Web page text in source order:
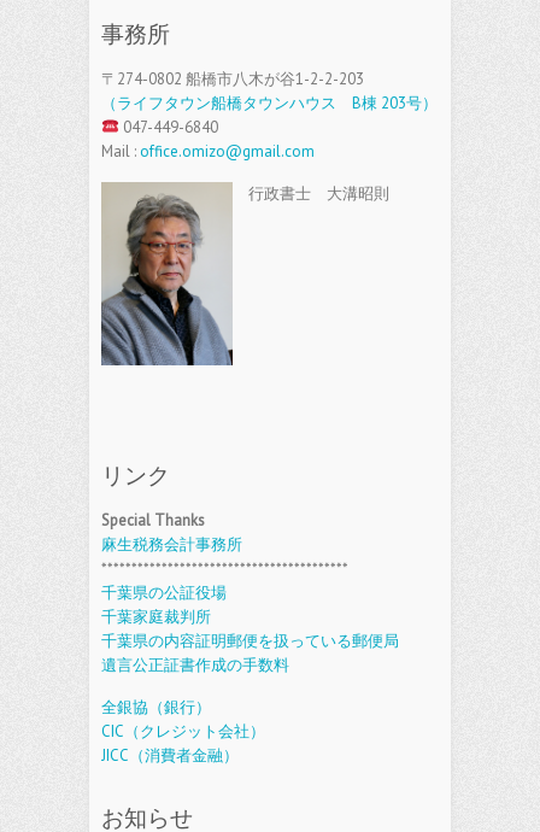
事務所
〒274-0802 船橋市八木が谷1-2-2-203
（ライフタウン船橋タウンハウス B棟 203号）
047-449-6840
Mail :office.omizo@gmail.com
行政書士 大溝昭則
リンク
Special Thanks
麻生税務会計事務所
*****************************************
千葉県の公証役場
千葉家庭裁判所
千葉県の内容証明郵便を扱っている郵便局
遺言公正証書作成の手数料
全銀協（銀行）
CIC（クレジット会社）
JICC（消費者金融）
お知らせ